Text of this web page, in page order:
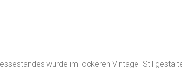
wurde im lockeren Vintage- Stil